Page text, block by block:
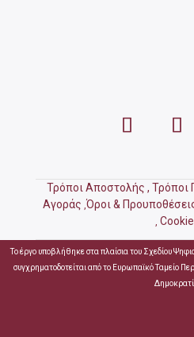
Τρόποι Αποστολής ,Τρόποι
Αγοράς ,Όροι &
Το έργο υποβλήθηκε στα πλαίσια του Σχεδίου
συγχρηματοδοτείται από το Ευρωπαϊκό Ταμείο